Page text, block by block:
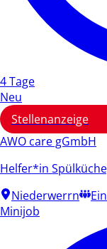
4 Tage
Neu
Stellenanzeige
AWO care gGmbH
Helfer*in
Niederwerrn
Minijob